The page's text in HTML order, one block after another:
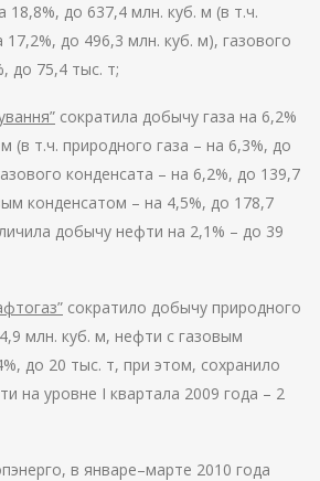
18,8%, до 637,4 млн. куб. м (в т.ч.
17,2%, до 496,3 млн. куб. м), газового
до 75,4 тыс. т;
сократила добычу газа на 6,2%
(в т.ч. природного газа – на 6,3%, до
конденсата – на 6,2%, до 139,7
конденсатом – на 4,5%, до 178,7
добычу нефти на 2,1% – до 39
сократило добычу природного
млн. куб. м, нефти с газовым
до 20 тыс. т, при этом, сохранило
на уровне I квартала 2009 года – 2
в январе–марте 2010 года